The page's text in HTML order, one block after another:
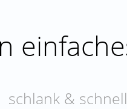
schlank &